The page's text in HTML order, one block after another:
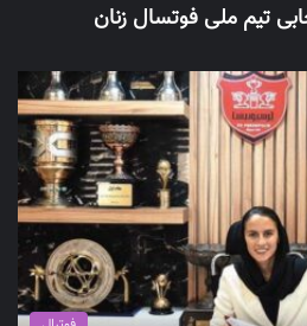
تیم ملی فوتسال زنان